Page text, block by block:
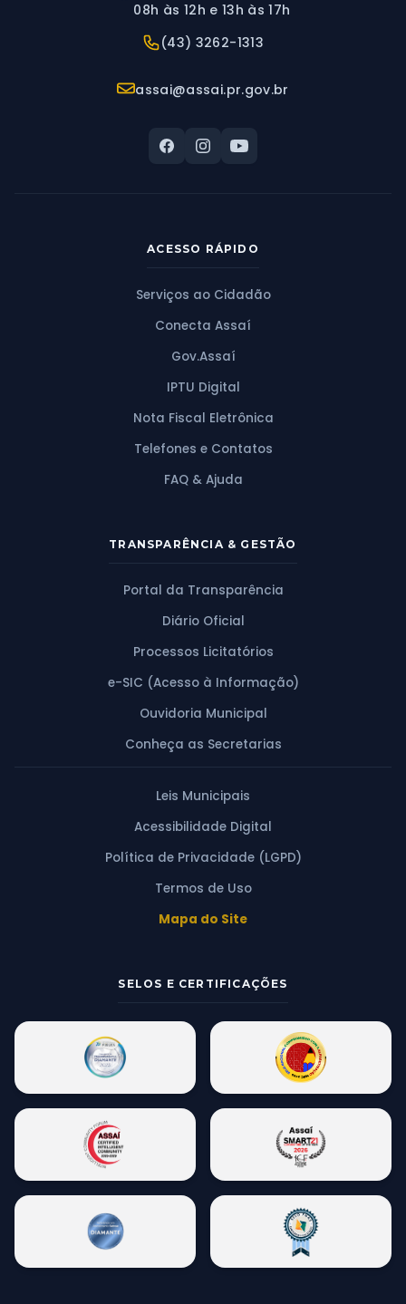
08h às 12h e 13h às 17h
Telefone:
(43) 3262-1313
E-mail:
assai@assai.pr.gov.br
ACESSO RÁPIDO
Serviços ao Cidadão
Conecta Assaí
Gov.Assaí
IPTU Digital
Nota Fiscal Eletrônica
Telefones e Contatos
FAQ & Ajuda
TRANSPARÊNCIA & GESTÃO
Portal da Transparência
Diário Oficial
Processos Licitatórios
e-SIC (Acesso à Informação)
Ouvidoria Municipal
Conheça as Secretarias
Leis Municipais
Acessibilidade Digital
Política de Privacidade (LGPD)
Termos de Uso
Mapa do Site
SELOS E CERTIFICAÇÕES